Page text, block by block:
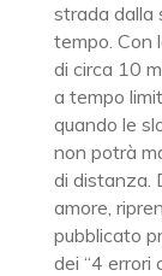
strada dalla
tempo. Con
di circa 10
a tempo
quando le
non potrà
di distanza.
amore,
pubblicato
dei “4 errori